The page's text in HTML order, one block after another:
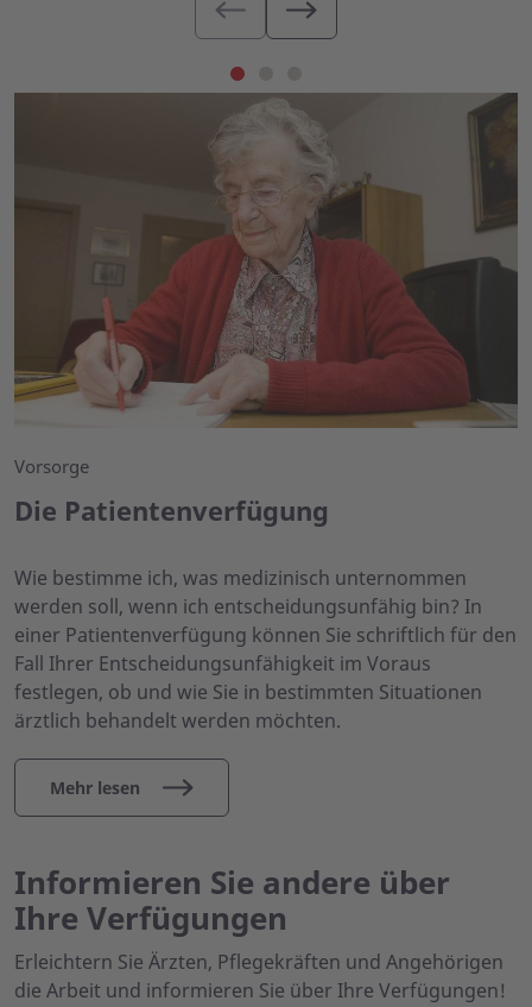
Vorsorge
Die Patientenverfügung
Wie bestimme ich, was medizinisch unternommen
werden soll, wenn ich entscheidungsunfähig bin? In
einer Patientenverfügung können Sie schriftlich für den
Fall Ihrer Entscheidungsunfähigkeit im Voraus
festlegen, ob und wie Sie in bestimmten Situationen
ärztlich behandelt werden möchten.
Mehr lesen
Informieren Sie andere über
Ihre Verfügungen
Erleichtern Sie Ärzten, Pflegekräften und Angehörigen
die Arbeit und informieren Sie über Ihre Verfügungen!